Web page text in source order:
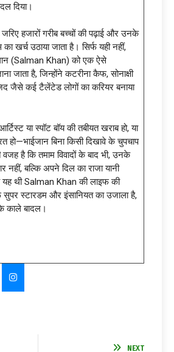
दिया।
हजारों गरीब बच्चों की पढ़ाई और उनके
खर्च उठाया जाता है। सिर्फ यही नहीं,
(Salman Khan) को एक ऐसे
जाता है, जिन्होंने कटरीना कैफ, सोनाक्षी
जैसे कई टैलेंटेड लोगों का करियर बनाया
या स्पॉट बॉय की तबीयत खराब हो, या
हो—भाईजान बिना किसी दिखावे के चुपचाप
है कि तमाम विवादों के बाद भी, उनके
नहीं, बल्कि अपने दिल का राजा यानी
यह थी Salman Khan की लाइफ की
स्टारडम और इंसानियत का उजाला है,
काले बादल।
NEXT